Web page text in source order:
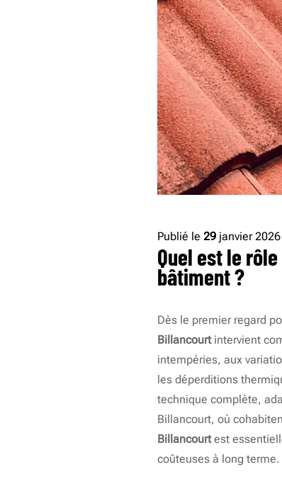
Publié le 29 janvier 2026
Quel est le
bâtiment ?
Dès le premier regard
Billancourtintervient
intempéries, aux
les déperditions
technique complète,
Billancourt, où
Billancourtest
coûteuses à long terme.